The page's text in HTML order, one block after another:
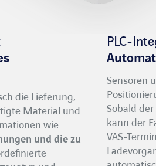
die Lieferung,
Material und
wie
und die zu
PLC-
Sensoren
Sobald
kann der
VAS-